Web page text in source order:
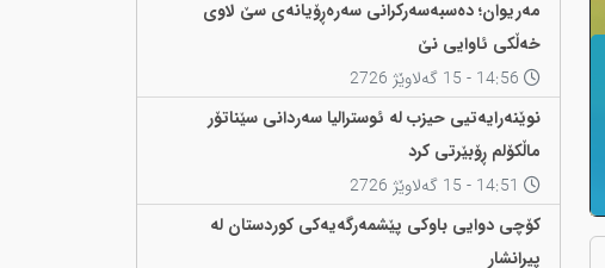
مەریوان؛ دەسبەسەرکرانی سەرەڕۆیانەی سێ لاوی
خەڵکی ئاوایی نێ
نوێنەرایەتیی حیزب لە ئوسترالیا سەردانی سێناتۆر
ماڵکۆلم ڕۆبێرتی کرد
کۆچی دوایی باوکی پێشمەرگەیەکی کوردستان لە
پیرانشار